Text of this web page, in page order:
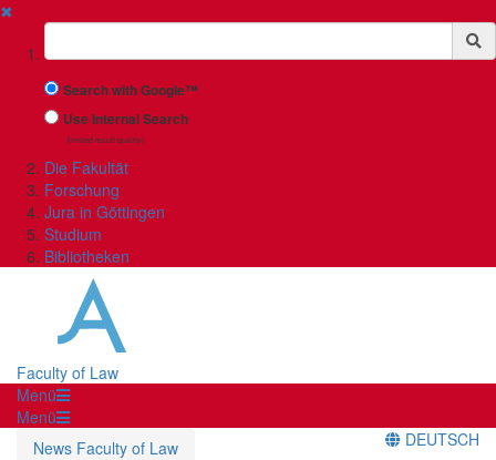
✖
Suchbegriff
Search with Google™
Use Internal Search
(limited result quality)
Die Fakultät
Forschung
Jura in Göttingen
Studium
Bibliotheken
Faculty of Law
Menü
Menü
News Faculty of Law
DEUTSCH